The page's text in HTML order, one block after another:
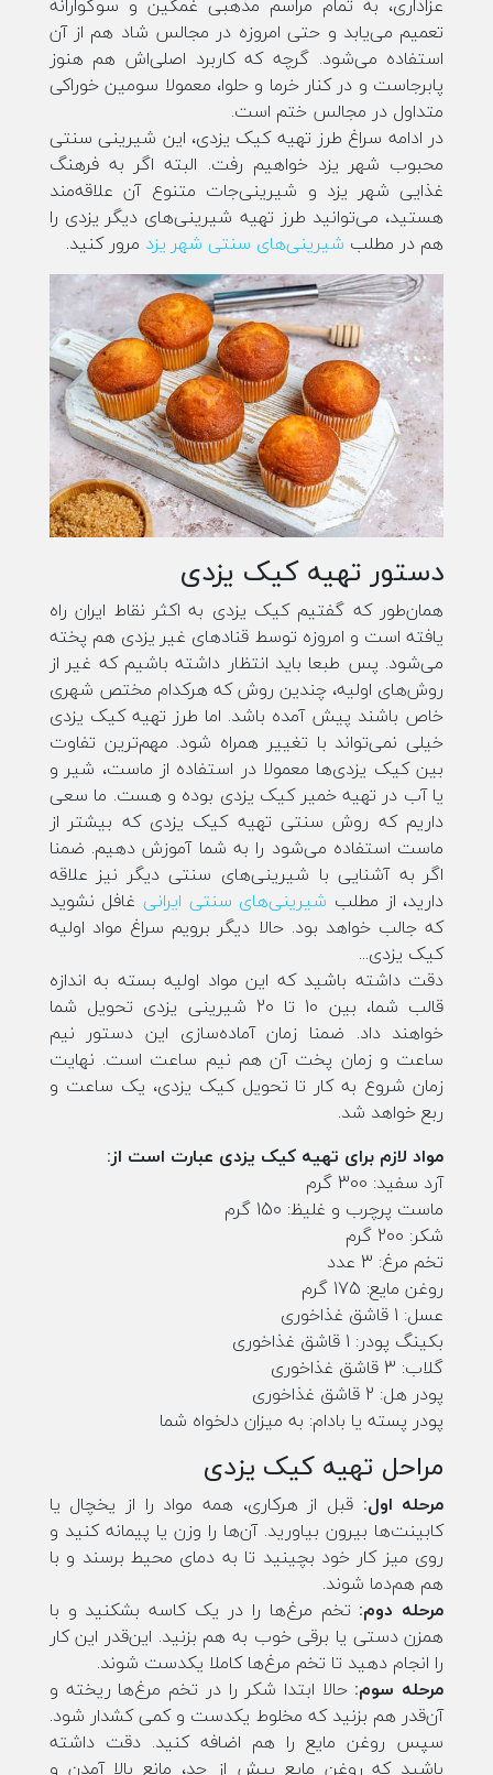
تعمیم می‌یابد و حتی امروزه در مجالس شاد هم از آن
استفاده می‌شود. گرچه که کاربرد اصلی‌اش هم هنوز
پابرجاست و در کنار خرما و حلوا، معمولا سومین خوراکی
متداول در مجالس ختم است.
در ادامه سراغ طرز تهیه کیک یزدی، این شیرینی سنتی
محبوب شهر یزد خواهیم رفت. البته اگر به فرهنگ
غذایی شهر یزد و شیرینی‌جات متنوع آن علاقه‌مند
هستید، می‌توانید طرز تهیه شیرینی‌های دیگر یزدی را
هم در مطلب شیرینی‌های سنتی شهر یزد مرور کنید.
دستور تهیه کیک یزدی
همان‌طور که گفتیم کیک یزدی به اکثر نقاط ایران راه
یافته است و امروزه توسط قنادهای غیر یزدی هم پخته
می‌شود. پس طبعا باید انتظار داشته باشیم که غیر از
روش‌های اولیه، چندین روش که هرکدام مختص شهری
خاص باشند پیش آمده باشد. اما طرز تهیه کیک یزدی
خیلی نمی‌تواند با تغییر همراه شود. مهم‌ترین تفاوت
بین کیک یزدی‌ها معمولا در استفاده از ماست، شیر و
یا آب در تهیه خمیر کیک یزدی بوده و هست. ما سعی
داریم که روش سنتی تهیه کیک یزدی که بیشتر از
ماست استفاده می‌شود را به شما آموزش دهیم. ضمنا
اگر به آشنایی با شیرینی‌های سنتی دیگر نیز علاقه
دارید، از مطلب شیرینی‌های سنتی ایرانیغافل نشوید
که جالب خواهد بود. حالا دیگر برویم سراغ مواد اولیه
کیک یزدی...
دقت داشته باشید که این مواد اولیه بسته به اندازه
قالب شما، بین 10 تا 20 شیرینی یزدی تحویل شما
خواهند داد. ضمنا زمان آماده‌سازی این دستور نیم
ساعت و زمان پخت آن هم نیم ساعت است. نهایت
زمان شروع به کار تا تحویل کیک یزدی، یک ساعت و
ربع خواهد شد.
مواد لازم برای تهیه کیک یزدی عبارت است از:
آرد سفید: 300 گرم
ماست پرچرب و غلیظ: 150 گرم
شکر: 200 گرم
تخم مرغ: 3 عدد
روغن مایع: 175 گرم
عسل: 1 قاشق غذاخوری
بکینگ پودر: 1 قاشق غذاخوری
گلاب: 3 قاشق غذاخوری
پودر هل: 2 قاشق غذاخوری
پودر پسته یا بادام: به میزان دلخواه شما
مراحل تهیه کیک یزدی
مرحله اول: قبل از هرکاری، همه مواد را از یخچال یا
کابینت‌ها بیرون بیاورید. آن‌ها را وزن یا پیمانه کنید و
روی میز کار خود بچینید تا به دمای محیط برسند و با
هم هم‌دما شوند.
مرحله دوم: تخم مرغ‌ها را در یک کاسه بشکنید و با
همزن دستی یا برقی خوب به هم بزنید. این‌قدر این کار
را انجام دهید تا تخم مرغ‌ها کاملا یکدست شوند.
مرحله سوم: حالا ابتدا شکر را در تخم مرغ‌ها ریخته و
آن‌قدر هم بزنید که مخلوط یکدست و کمی کشدار شود.
سپس روغن مایع را هم اضافه کنید. دقت داشته
باشید که روغن مایع بیش از حد، مانع بالا آمدن و